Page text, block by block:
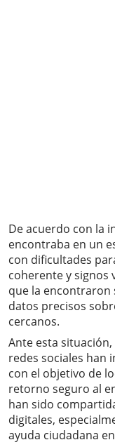
De acuerdo con la
encontraba en un
con dificultades
coherente y signos
que la
datos precisos
cercanos.
Ante esta
redes sociales han
con el objetivo de
retorno seguro al
han sido
digitales,
ayuda ciudadana